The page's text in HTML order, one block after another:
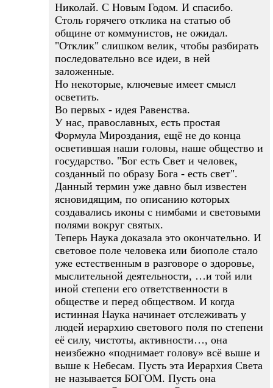
Николай. С Новым Годом. И спасибо.
Столь горячего отклика на статью об
общине от коммунистов, не ожидал.
"Отклик" слишком велик, чтобы разбирать
последовательно все идеи, в ней
заложенные.
Но некоторые, ключевые имеет смысл
осветить.
Во первых - идея Равенства.
У нас, православных, есть простая
Формула Мироздания, ещё не до конца
осветившая наши головы, наше общество и
государство. "Бог есть Свет и человек,
созданный по образу Бога - есть свет".
Данный термин уже давно был известен
ясновидящим, по описанию которых
создавались иконы с нимбами и световыми
полями вокруг святых.
Теперь Наука доказала это окончательно. И
световое поле человека или биополе стало
уже естественным в разговоре о здоровье,
мыслительной деятельности, …и той или
иной степени его ответственности в
обществе и перед обществом. И когда
истинная Наука начинает отслеживать у
людей иерархию светового поля по степени
её силу, чистоты, активности…, она
неизбежно «поднимает голову» всё выше и
выше к Небесам. Пусть эта Иерархия Света
не называется БОГОМ. Пусть она